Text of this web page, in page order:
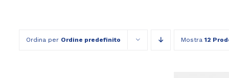
Ordina per Ordine predefinito Mostra 12